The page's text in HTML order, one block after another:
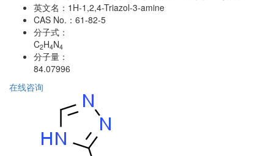
英文名： 1H-1,2,4-Triazol-3-amine
CAS No.： 61-82-5
分子式：
C2H4N4
分子量：
84.07996
在线咨询